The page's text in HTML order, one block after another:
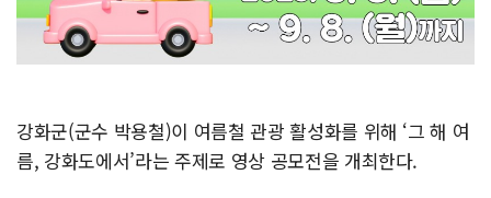
강화군(군수 박용철)이 여름철 관광 활성화를 위해 ‘그 해 여
름, 강화도에서’라는 주제로 영상 공모전을 개최한다.